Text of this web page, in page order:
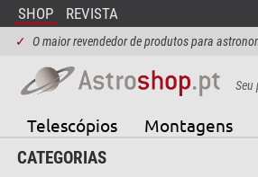
SHOP REVISTA
✓ O maior revendedor de produtos para
Seu
Telescópios Montagens
CATEGORIAS